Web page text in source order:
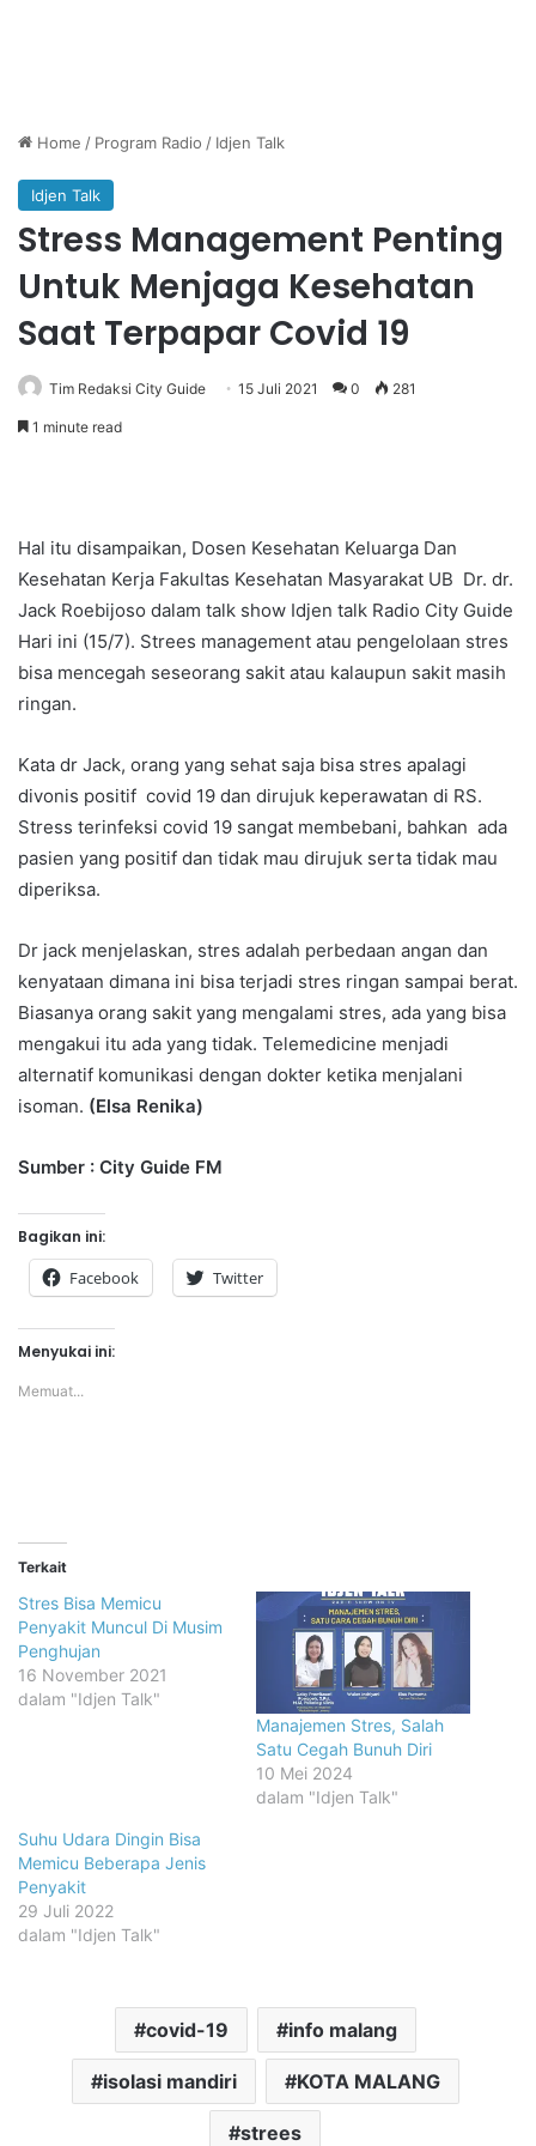
Home / Program Radio / Idjen Talk
Idjen Talk
Stress Management Penting
Untuk Menjaga Kesehatan
Saat Terpapar Covid 19
Tim Redaksi City Guide 15 Juli 2021 0 281
1 minute read
Hal itu disampaikan, Dosen Kesehatan Keluarga Dan
Kesehatan Kerja Fakultas Kesehatan Masyarakat UB Dr. dr.
Jack Roebijoso dalam talk show Idjen talk Radio City Guide
Hari ini (15/7). Strees management atau pengelolaan stres
bisa mencegah seseorang sakit atau kalaupun sakit masih
ringan.
Kata dr Jack, orang yang sehat saja bisa stres apalagi
divonis positif covid 19 dan dirujuk keperawatan di RS.
Stress terinfeksi covid 19 sangat membebani, bahkan ada
pasien yang positif dan tidak mau dirujuk serta tidak mau
diperiksa.
Dr jack menjelaskan, stres adalah perbedaan angan dan
kenyataan dimana ini bisa terjadi stres ringan sampai berat.
Biasanya orang sakit yang mengalami stres, ada yang bisa
mengakui itu ada yang tidak. Telemedicine menjadi
alternatif komunikasi dengan dokter ketika menjalani
isoman. (Elsa Renika)
Sumber : City Guide FM
Bagikan ini:
Facebook Twitter
Menyukai ini:
Memuat...
Terkait
Stres Bisa Memicu
Penyakit Muncul Di Musim
Penghujan
16 November 2021
dalam "Idjen Talk"
Manajemen Stres, Salah
Satu Cegah Bunuh Diri
10 Mei 2024
dalam "Idjen Talk"
Suhu Udara Dingin Bisa
Memicu Beberapa Jenis
Penyakit
29 Juli 2022
dalam "Idjen Talk"
covid-19 info malang
isolasi mandiri KOTA MALANG
strees